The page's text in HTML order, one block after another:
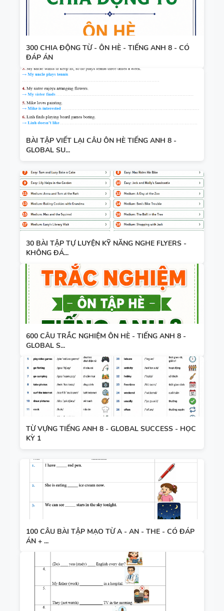
300 CHIA ĐỘNG TỪ - ÔN HÈ - TIẾNG ANH 8 - CÓ
ĐÁP ÁN
BÀI TẬP VIẾT LẠI CÂU ÔN HÈ TIẾNG ANH 8 -
GLOBAL SU...
30 BÀI TẬP TỰ LUYỆN KỸ NĂNG NGHE FLYERS -
KHÔNG ĐÁ...
600 CÂU TRẮC NGHIỆM ÔN HÈ - TIẾNG ANH 8 -
GLOBAL S...
TỪ VỰNG TIẾNG ANH 8 - GLOBAL SUCCESS - HỌC
KỲ 1
100 CÂU BÀI TẬP MẠO TỪ A - AN - THE - CÓ ĐÁP
ÁN + ...